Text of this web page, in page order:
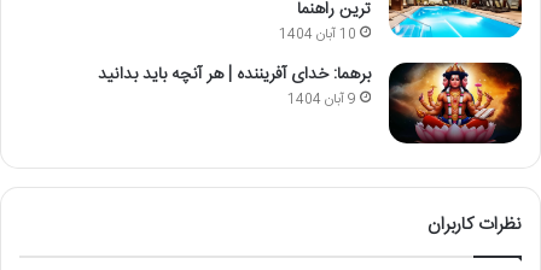
ترین راهنما
10 آبان 1404
برهما: خدای آفریننده | هر آنچه باید بدانید
9 آبان 1404
نظرات کاربران